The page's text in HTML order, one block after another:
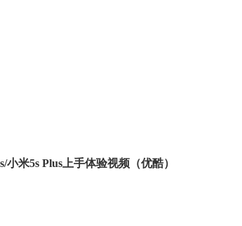
小米5s Plus上手体验视频（优酷）